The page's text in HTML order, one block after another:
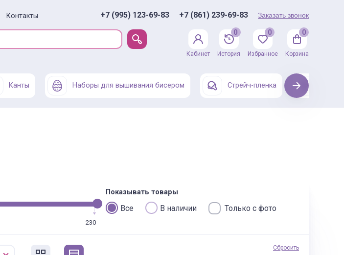
Контакты +7 (995) 123-69-83 +7 (861) 239-69-83 Заказать звонок
Кабинет
0
История
0
Избранное
0
Корзина
Канты Наборы для вышивания бисером Стрейч-пленка Next
230
Показывать товары
Все В наличии Только с фото
Сбросить